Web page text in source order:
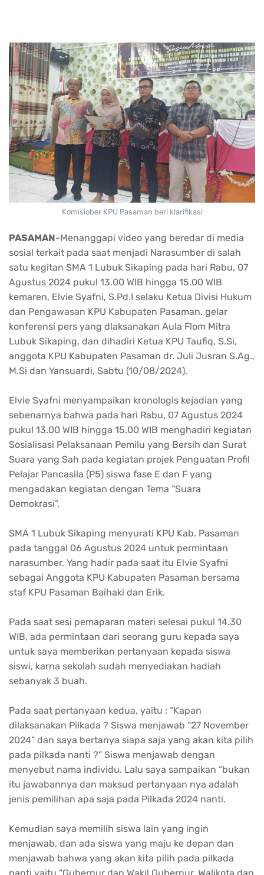
Komisiober KPU Pasaman beri klarifikasi
PASAMAN-Menanggapi video yang beredar di media
sosial terkait pada saat menjadi Narasumber di salah
satu kegitan SMA 1 Lubuk Sikaping pada hari Rabu, 07
Agustus 2024 pukul 13.00 WIB hingga 15.00 WIB
kemaren, Elvie Syafni, S.Pd.I selaku Ketua Divisi Hukum
dan Pengawasan KPU Kabupaten Pasaman. gelar
konferensi pers yang dlaksanakan Aula Flom Mitra
Lubuk Sikaping, dan dihadiri Ketua KPU Taufiq, S.Si,
anggota KPU Kabupaten Pasaman dr. Juli Jusran S.Ag.,
M.Si dan Yansuardi, Sabtu (10/08/2024).
Elvie Syafni menyampaikan kronologis kejadian yang
sebenarnya bahwa pada hari Rabu, 07 Agustus 2024
pukul 13.00 WIB hingga 15.00 WIB menghadiri kegiatan
Sosialisasi Pelaksanaan Pemilu yang Bersih dan Surat
Suara yang Sah pada kegiatan projek Penguatan Profil
Pelajar Pancasila (P5) siswa fase E dan F yang
mengadakan kegiatan dengan Tema “Suara
Demokrasi”.
SMA 1 Lubuk Sikaping menyurati KPU Kab. Pasaman
pada tanggal 06 Agustus 2024 untuk permintaan
narasumber. Yang hadir pada saat itu Elvie Syafni
sebagai Anggota KPU Kabupaten Pasaman bersama
staf KPU Pasaman Baihaki dan Erik.
Pada saat sesi pemaparan materi selesai pukul 14.30
WIB, ada permintaan dari seorang guru kepada saya
untuk saya memberikan pertanyaan kepada siswa
siswi, karna sekolah sudah menyediakan hadiah
sebanyak 3 buah.
Pada saat pertanyaan kedua, yaitu : “Kapan
dilaksanakan Pilkada ? Siswa menjawab “27 November
2024” dan saya bertanya siapa saja yang akan kita pilih
pada pilkada nanti ?” Siswa menjawab dengan
menyebut nama individu. Lalu saya sampaikan “bukan
itu jawabannya dan maksud pertanyaan nya adalah
jenis pemilihan apa saja pada Pilkada 2024 nanti.
Kemudian saya memilih siswa lain yang ingin
menjawab, dan ada siswa yang maju ke depan dan
menjawab bahwa yang akan kita pilih pada pilkada